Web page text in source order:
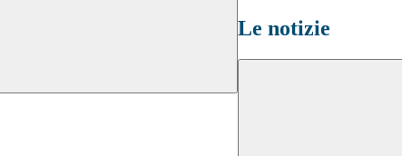
Le notizie